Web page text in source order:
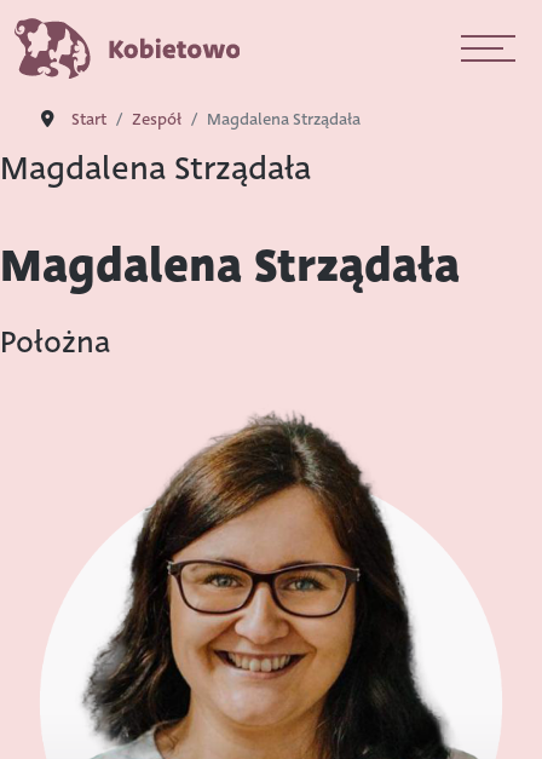
Start Zespół Magdalena Strządała
Magdalena Strządała
Magdalena Strządała
Położna